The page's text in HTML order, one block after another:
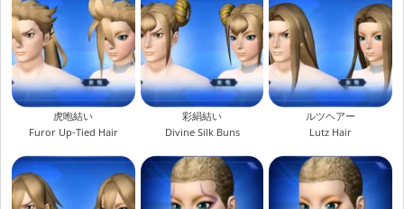
虎咆結い
Furor Up-Tied Hair
彩絹結い
Divine Silk Buns
ルツヘアー
Lutz Hair